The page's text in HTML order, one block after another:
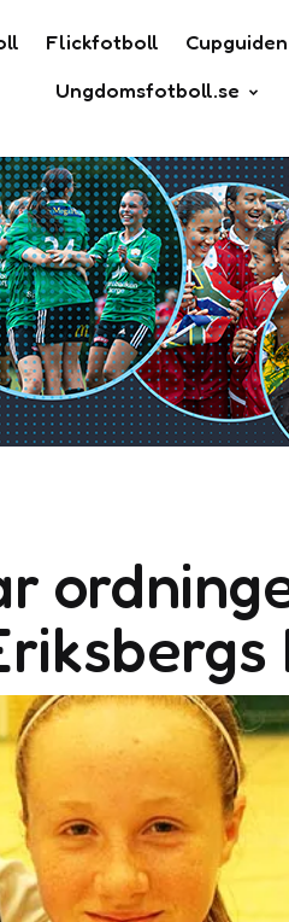
Flickfotboll Cupguiden
Ungdomsfotboll.se